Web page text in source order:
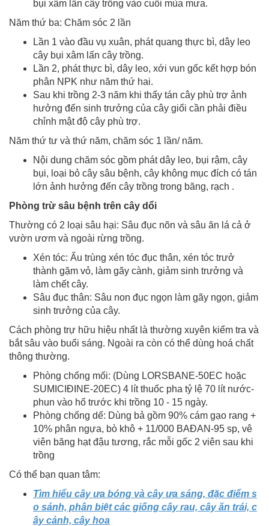
bụi xâm lấn cây trồng vào cuối mùa mưa.
Năm thứ ba: Chăm sóc 2 lần
Lần 1 vào đầu vụ xuân, phát quang thực bì, dây leo
cây bụi xâm lấn cây trồng.
Lần 2, phát thực bì, dây leo, xới vun gốc kết hợp bón
phân NPK như năm thứ hai.
Sau khi trồng 2-3 năm khi thấy tán cây phù trợ ảnh
hưởng đến sinh trưởng của cây giổi cần phải điều
chỉnh mật độ cây phù trợ.
Năm thứ tư và thứ năm, chăm sóc 1 lần/ năm.
Nội dung chăm sóc gồm phát dây leo, bụi rậm, cây
bụi, loại bỏ cây sâu bệnh, cây không mục đích có tán
lớn ảnh hưởng đến cây trồng trong băng, rạch .
Phòng trừ sâu bệnh trên cây dổi
Thường có 2 loại sâu hại: Sâu đục nõn và sâu ăn lá cả ở
vườn ươm và ngoài rừng trồng.
Xén tóc: Ấu trùng xén tóc đục thân, xén tóc trưở
thành gặm vỏ, làm gãy cành, giảm sinh trưởng và
làm chết cây.
Sâu đục thân: Sâu non đục ngọn làm gãy ngọn, giảm
sinh trưởng của cây.
Cách phòng trự hữu hiệu nhất là thường xuyên kiểm tra và
bắt sâu vào buổi sáng. Ngoài ra còn có thể dùng hoá chất
thông thường.
Phòng chống mối: (Dùng LORSBANE-50EC hoặc
SUMICIĐINE-20EC) 4 lít thuốc pha tỷ lệ 70 lít nước-
phun vào hố trước khi trồng 10 - 15 ngày.
Phòng chống dế: Dùng bả gồm 90% cám gạo rang +
10% phân ngựa, bò khô + 11/000 BAĐAN-95 sp, vê
viên băng hạt đậu tương, rắc mỗi gốc 2 viên sau khi
trồng
Có thể bạn quan tâm:
Tìm hiểu cây ưa bóng và cây ưa sáng, đặc điểm s
o sánh, phân biệt các giống cây rau, cây ăn trái, c
ây cảnh, cây hoa